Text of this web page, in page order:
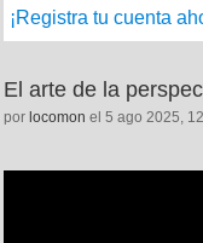
¡Registra tu cuenta
El arte de la
por locomon el 5 ago 2025,